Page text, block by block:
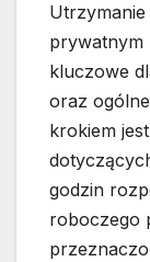
prywatnym
kluczowe
oraz
krokiem
godzin
roboczego